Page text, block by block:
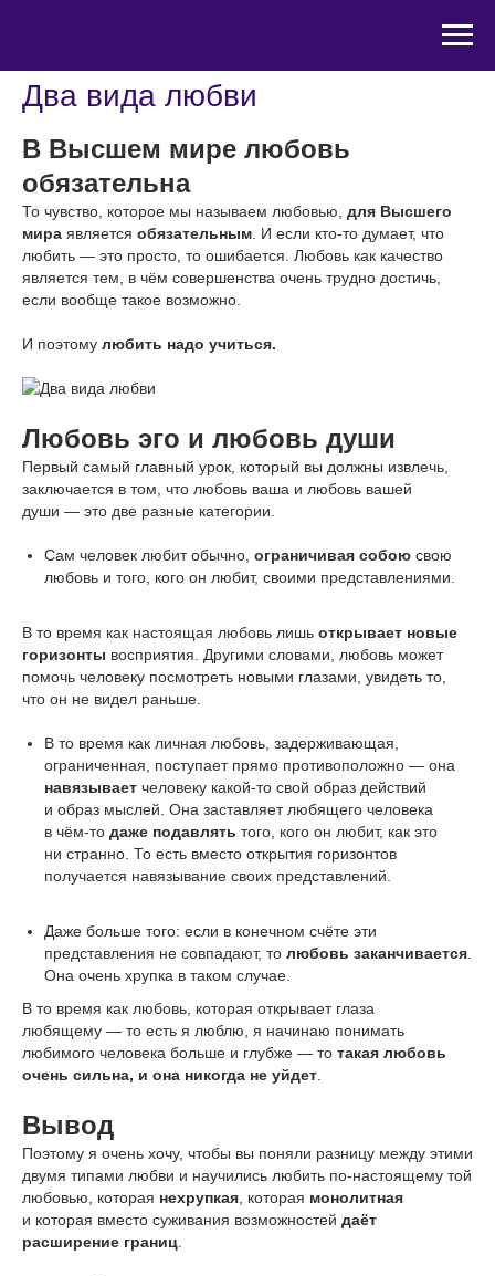
Два вида любви
В Высшем мире любовь
обязательна
То чувство, которое мы называем любовью, для Высшего
мира является обязательным . И если кто-то думает, что
любить — это просто, то ошибается. Любовь как качество
является тем, в чём совершенства очень трудно достичь,
если вообще такое возможно.
И поэтому любить надо учиться.
Любовь эго и любовь души
Первый самый главный урок, который вы должны извлечь,
заключается в том, что любовь ваша и любовь вашей
души — это две разные категории.
Сам человек любит обычно, ограничивая собою свою
любовь и того, кого он любит, своими представлениями.
В то время как настоящая любовь лишь открывает новые
горизонты восприятия. Другими словами, любовь может
помочь человеку посмотреть новыми глазами, увидеть то,
что он не видел раньше.
В то время как личная любовь, задерживающая,
ограниченная, поступает прямо противоположно — она
навязывает человеку какой-то свой образ действий
и образ мыслей. Она заставляет любящего человека
в чём-то даже подавлять того, кого он любит, как это
ни странно. То есть вместо открытия горизонтов
получается навязывание своих представлений.
Даже больше того: если в конечном счёте эти
представления не совпадают, то любовь заканчивается
Она очень хрупка в таком случае.
В то время как любовь, которая открывает глаза
любящему — то есть я люблю, я начинаю понимать
любимого человека больше и глубже — то такая любовь
очень сильна, и она никогда не уйдет
Вывод
Поэтому я очень хочу, чтобы вы поняли разницу между этими
двумя типами любви и научились любить по-настоящему той
любовью, которая нехрупкая , которая монолитная
и которая вместо суживания возможностей даёт
расширение границ